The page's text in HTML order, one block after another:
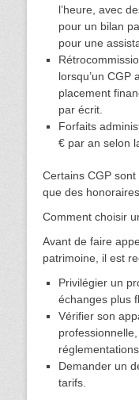
l’heure, avec
pour un bilan
pour une
lorsqu’un CGP
placement
par écrit.
Forfaits
€ par an selon
Certains CGP
que des
Comment choisir
Avant de faire
patrimoine, il est
Privilégier un
échanges plus
Vérifier son
réglementations.
Demander un
tarifs.